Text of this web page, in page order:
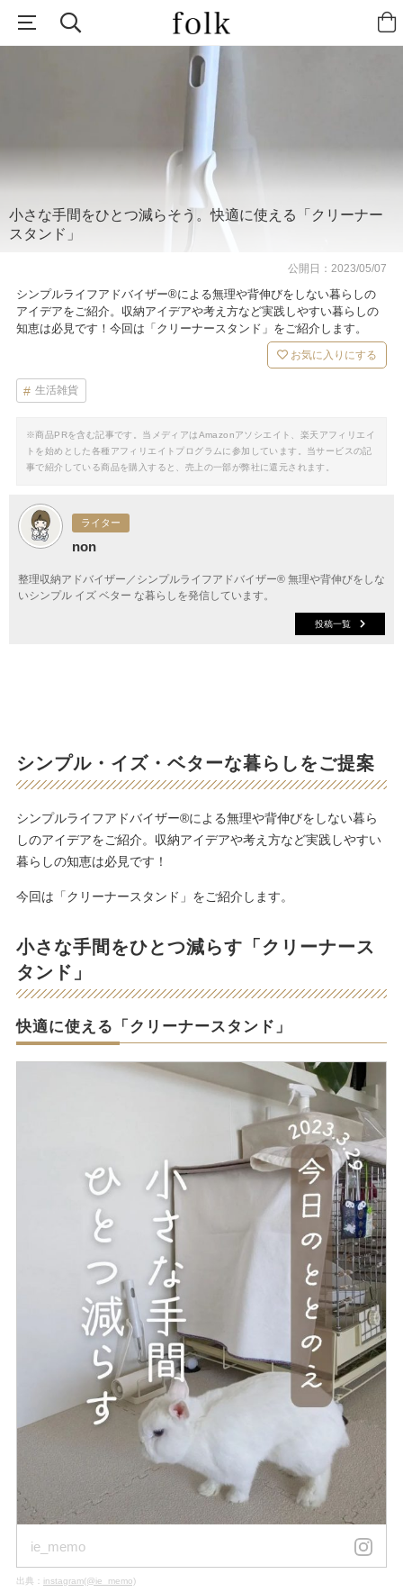
小さな手間をひとつ減らそう。快適に使える「クリーナー
スタンド」
公開日：2023/05/07
シンプルライフアドバイザー®による無理や背伸びをしない暮らしの
アイデアをご紹介。収納アイデアや考え方など実践しやすい暮らしの
知恵は必見です！今回は「クリーナースタンド」をご紹介します。
お気に入りにする
生活雑貨
※商品PRを含む記事です。当メディアはAmazonアソシエイト、楽天アフィリエイ
トを始めとした各種アフィリエイトプログラムに参加しています。当サービスの記
事で紹介している商品を購入すると、売上の一部が弊社に還元されます。
ライター
non
整理収納アドバイザー／シンプルライフアドバイザー® 無理や背伸びをしな
いシンプル イズ ベター な暮らしを発信しています。
投稿一覧
シンプル・イズ・ベターな暮らしをご提案
シンプルライフアドバイザー®による無理や背伸びをしない暮ら
しのアイデアをご紹介。収納アイデアや考え方など実践しやすい
暮らしの知恵は必見です！
今回は「クリーナースタンド」をご紹介します。
小さな手間をひとつ減らす「クリーナース
タンド」
快適に使える「クリーナースタンド」
ie_memo
出典： instagram(@ie_memo)